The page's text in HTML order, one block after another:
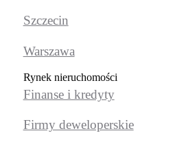
Szczecin
Warszawa
Rynek nieruchomości
Finanse i kredyty
Firmy deweloperskie